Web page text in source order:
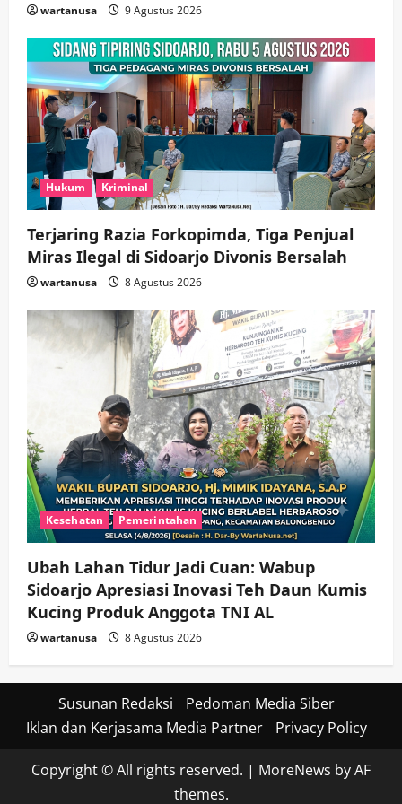
5
hingga Hibah
wartanusa 4 Agustus 2026
wartanusa 9 Agustus 2026
Hukum Kriminal
Terjaring Razia Forkopimda, Tiga Penjual
Miras Ilegal di Sidoarjo Divonis Bersalah
wartanusa 8 Agustus 2026
Kesehatan Pemerintahan
Ubah Lahan Tidur Jadi Cuan: Wabup
Sidoarjo Apresiasi Inovasi Teh Daun Kumis
Kucing Produk Anggota TNI AL
wartanusa 8 Agustus 2026
Susunan Redaksi
Pedoman Media Siber
Iklan dan Kerjasama Media Partner
Privacy Policy
Copyright © All rights reserved. | MoreNews by AF
themes.